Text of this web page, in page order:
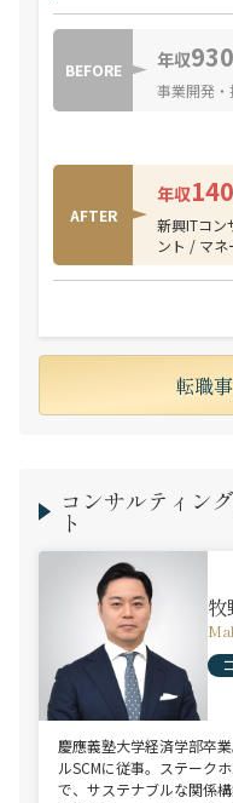
BEFORE 年収930
事業開発
AFTER
年収
新興ITコン
ント / マネ
転職
コンサルティン
ト
牧
慶應義塾大学経済学部卒
ルSCMに従事。ステーク
で、サステナブルな関係